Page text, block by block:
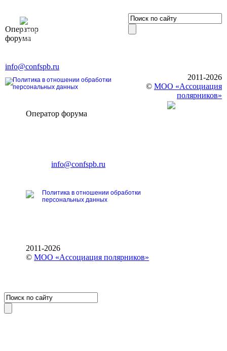
Оператор
форума
Элит»
196191, г. Санкт-Петербург,
info@confspb.ru
Политика в отношении обработки
персональных данных
2011-2026
© МОО «Ассоциация
полярников»
Оператор форума
E-mail:info@confspb.ru
Политика в отношении обработки
персональных данных
2011-2026
©МОО «Ассоциация полярников»